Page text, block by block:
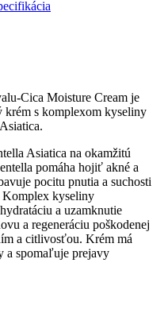
Cica Moisture Cream je
krém s komplexom kyseliny
Asiatica na okamžitú
pomáha hojiť akné a
pocitu pnutia a suchosti
Komplex kyseliny
a uzamknutie
a regeneráciu poškodenej
a citlivosťou. Krém má
a spomaľuje prejavy